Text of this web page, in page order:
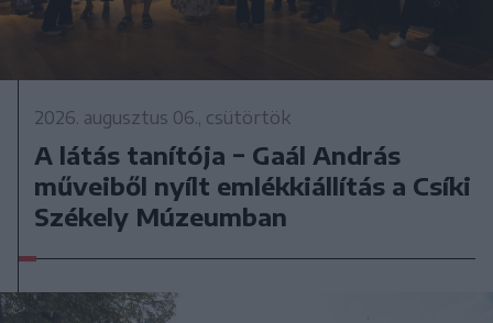
2026. augusztus 06., csütörtök
A látás tanítója − Gaál András
műveiből nyílt emlékkiállítás a Csíki
Székely Múzeumban